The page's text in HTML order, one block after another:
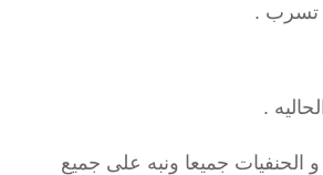
تسرب .
.
الحنفيات جميعا ونبه على جميع